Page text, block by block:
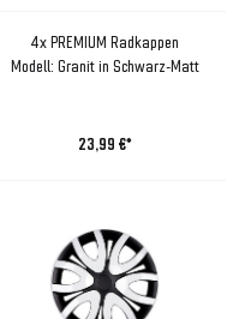
4x PREMIUM Radkappen
Modell: Granit in Schwarz-Matt
23,99 €*